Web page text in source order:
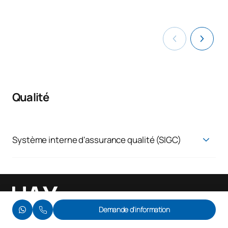
Qualité
Système interne d'assurance qualité (SIGC)
Demande d'information